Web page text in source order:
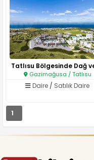
Gazimağusa / Tatlısu
Daire / Satılık Daire
1